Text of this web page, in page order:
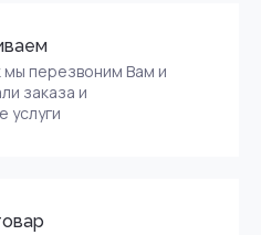
мы перезвоним Вам и
заказа и
услуги